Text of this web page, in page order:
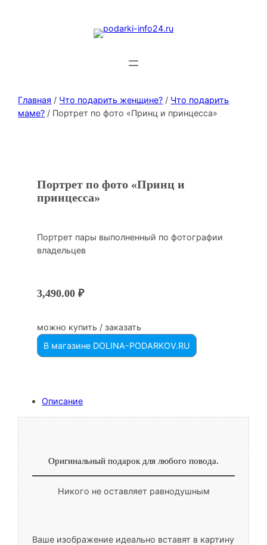
Главная / Что подарить женщине? / Что подарить
маме? / Портрет по фото «Принц и принцесса»
Портрет по фото «Принц и
принцесса»
Портрет пары выполненный по фотографии
владельцев
3,490.00₽
можно купить / заказать
В магазине DOLINA-PODARKOV.RU
Описание
Оригинальный подарок для любого повода.
Никого не оставляет равнодушным
Ваше изображение идеально вставят в картину